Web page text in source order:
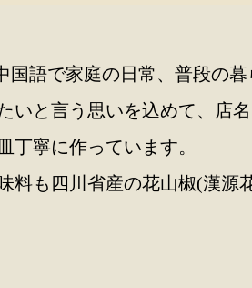
国語で家庭の日常、普段の暮
と言う思いを込めて、店
寧に作っています。
も四川省産の花山椒(漢源